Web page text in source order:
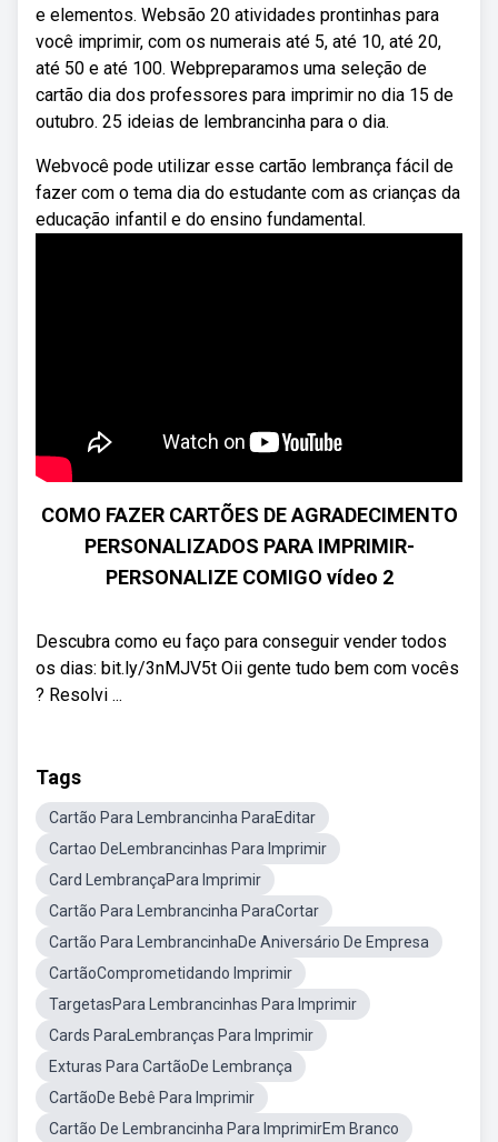
e elementos. Websão 20 atividades prontinhas para
você imprimir, com os numerais até 5, até 10, até 20,
até 50 e até 100. Webpreparamos uma seleção de
cartão dia dos professores para imprimir no dia 15 de
outubro. 25 ideias de lembrancinha para o dia.
Webvocê pode utilizar esse cartão lembrança fácil de
fazer com o tema dia do estudante com as crianças da
educação infantil e do ensino fundamental.
COMO FAZER CARTÕES DE AGRADECIMENTO
PERSONALIZADOS PARA IMPRIMIR-
PERSONALIZE COMIGO vídeo 2
Descubra como eu faço para conseguir vender todos
os dias: bit.ly/3nMJV5t Oii gente tudo bem com vocês
? Resolvi ...
Tags
Cartão Para Lembrancinha ParaEditar
Cartao DeLembrancinhas Para Imprimir
Card LembrançaPara Imprimir
Cartão Para Lembrancinha ParaCortar
Cartão Para LembrancinhaDe Aniversário De Empresa
CartãoComprometidando Imprimir
TargetasPara Lembrancinhas Para Imprimir
Cards ParaLembranças Para Imprimir
Exturas Para CartãoDe Lembrança
CartãoDe Bebê Para Imprimir
Cartão De Lembrancinha Para ImprimirEm Branco